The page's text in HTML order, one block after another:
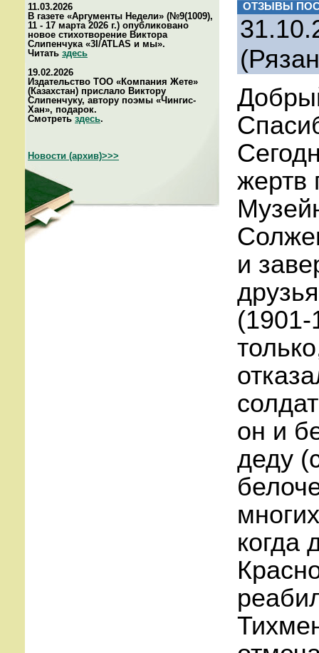
11.03.2026
В газете «Аргументы Недели» (№9(1009),
11 - 17 марта 2026 г.) опубликовано
новое стихотворение Виктора
Слипенчука «3I/ATLAS и мы».
Читать здесь
19.02.2026
Издательство ТОО «Компания Жете»
(Казахстан) прислало Виктору
Слипенчуку, автору поэмы «Чингис-
Хан», подарок.
Смотреть здесь.
Новости (архив)>>>
ОТЗЫВЫ
жертв
и
он и
деду
когда